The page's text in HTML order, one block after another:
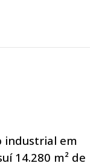
industrial em
14.280 m² de